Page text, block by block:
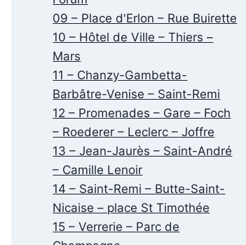
09 – Place d'Erlon – Rue Buirette
10 – Hôtel de Ville – Thiers –
Mars
11 – Chanzy-Gambetta-
Barbâtre-Venise – Saint-Remi
12 – Promenades – Gare – Foch
– Roederer – Leclerc – Joffre
13 – Jean-Jaurès – Saint-André
– Camille Lenoir
14 – Saint-Remi – Butte-Saint-
Nicaise – place St Timothée
15 – Verrerie – Parc de